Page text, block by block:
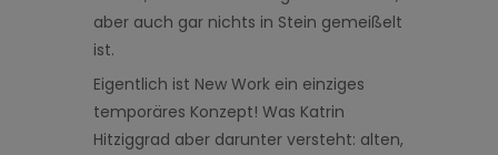
aber auch gar nichts in Stein gemeißelt
ist.
Eigentlich ist New Work ein einziges
temporäres Konzept! Was Katrin
Hitziggrad aber darunter versteht: alten,